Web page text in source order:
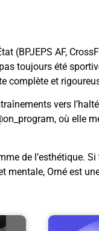
(BPJEPS AF,
toujours été
complète et
vers
où elle
de l’esthétique.
mentale, Orné est